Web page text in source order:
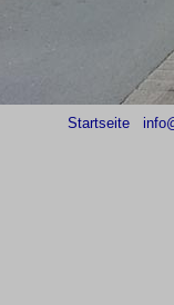
Startseite